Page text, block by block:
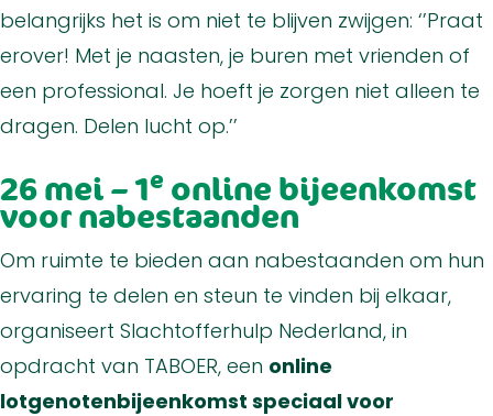
belangrijks het is om niet te blijven zwijgen: ‘’Praat
erover! Met je naasten, je buren met vrienden of
een professional. Je hoeft je zorgen niet alleen te
dragen. Delen lucht op.’’
26 mei – 1e online bijeenkomst
voor nabestaanden
Om ruimte te bieden aan nabestaanden om hun
ervaring te delen en steun te vinden bij elkaar,
organiseert Slachtofferhulp Nederland, in
opdracht van TABOER, een online
lotgenotenbijeenkomst speciaal voor